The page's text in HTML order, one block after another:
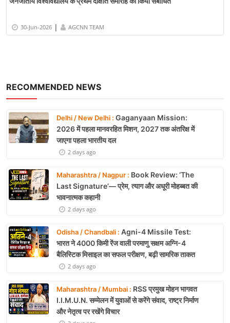
RECOMMENDED NEWS
Delhi / New Delhi : Gaganyaan Mission:
2026 में पहला मानवरहित मिशन, 2027 तक अंतरिक्ष में
जाएगा पहला भारतीय दल
2 days ago
Maharashtra / Nagpur : Book Review: ‘The
Last Signature’— प्रेम, त्याग और अधूरी मोहब्बत की
भावनात्मक कहानी
2 days ago
Odisha / Chandbali : Agni-4 Missile Test:
भारत ने 4000 किमी रेंज वाली परमाणु सक्षम अग्नि-4
बैलिस्टिक मिसाइल का सफल परीक्षण, बढ़ी सामरिक ताकत
2 days ago
Maharashtra / Mumbai : RSS प्रमुख मोहन भागवत
I.I.M.U.N. सम्मेलन में युवाओं से करेंगे संवाद, राष्ट्र निर्माण
और नेतृत्व पर रखेंगे विचार
30-Jun-2026 | AGCNN TEAM